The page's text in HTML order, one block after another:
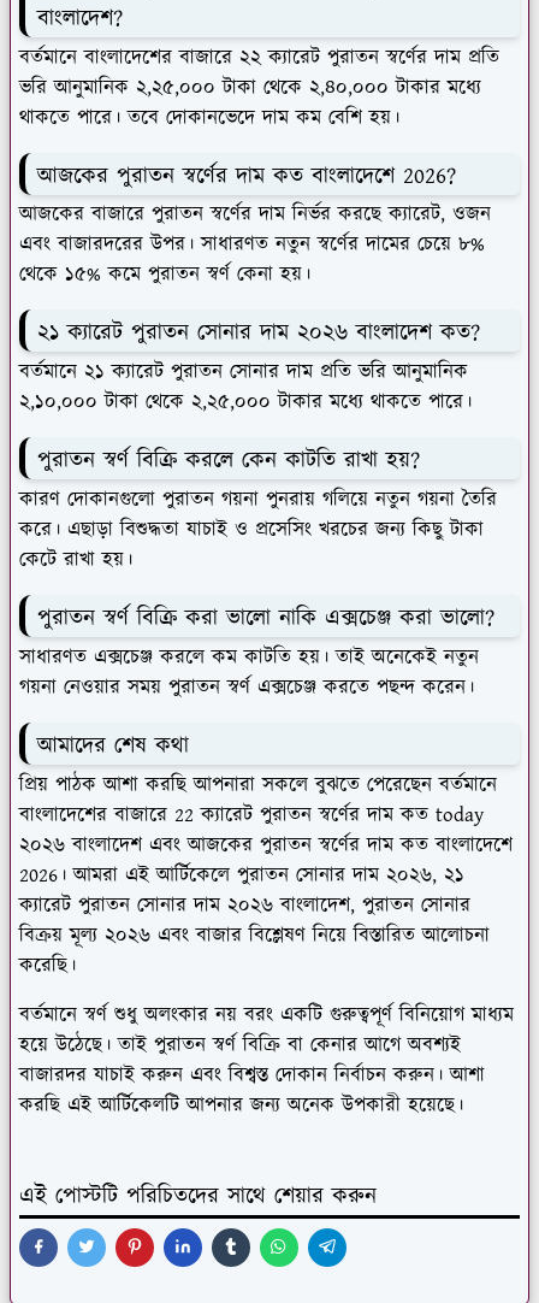
বাংলাদেশ?
বর্তমানে বাংলাদেশের বাজারে ২২ ক্যারেট পুরাতন স্বর্ণের দাম প্রতি
ভরি আনুমানিক ২,২৫,০০০ টাকা থেকে ২,৪০,০০০ টাকার মধ্যে
থাকতে পারে। তবে দোকানভেদে দাম কম বেশি হয়।
আজকের পুরাতন স্বর্ণের দাম কত বাংলাদেশে 2026?
আজকের বাজারে পুরাতন স্বর্ণের দাম নির্ভর করছে ক্যারেট, ওজন
এবং বাজারদরের উপর। সাধারণত নতুন স্বর্ণের দামের চেয়ে ৮%
থেকে ১৫% কমে পুরাতন স্বর্ণ কেনা হয়।
২১ ক্যারেট পুরাতন সোনার দাম ২০২৬ বাংলাদেশ কত?
বর্তমানে ২১ ক্যারেট পুরাতন সোনার দাম প্রতি ভরি আনুমানিক
২,১০,০০০ টাকা থেকে ২,২৫,০০০ টাকার মধ্যে থাকতে পারে।
পুরাতন স্বর্ণ বিক্রি করলে কেন কাটতি রাখা হয়?
কারণ দোকানগুলো পুরাতন গয়না পুনরায় গলিয়ে নতুন গয়না তৈরি
করে। এছাড়া বিশুদ্ধতা যাচাই ও প্রসেসিং খরচের জন্য কিছু টাকা
কেটে রাখা হয়।
পুরাতন স্বর্ণ বিক্রি করা ভালো নাকি এক্সচেঞ্জ করা ভালো?
সাধারণত এক্সচেঞ্জ করলে কম কাটতি হয়। তাই অনেকেই নতুন
গয়না নেওয়ার সময় পুরাতন স্বর্ণ এক্সচেঞ্জ করতে পছন্দ করেন।
আমাদের শেষ কথা
প্রিয় পাঠক আশা করছি আপনারা সকলে বুঝতে পেরেছেন বর্তমানে
বাংলাদেশের বাজারে 22 ক্যারেট পুরাতন স্বর্ণের দাম কত today
২০২৬ বাংলাদেশ এবং আজকের পুরাতন স্বর্ণের দাম কত বাংলাদেশে
2026। আমরা এই আর্টিকেলে পুরাতন সোনার দাম ২০২৬, ২১
ক্যারেট পুরাতন সোনার দাম ২০২৬ বাংলাদেশ, পুরাতন সোনার
বিক্রয় মূল্য ২০২৬ এবং বাজার বিশ্লেষণ নিয়ে বিস্তারিত আলোচনা
করেছি।
বর্তমানে স্বর্ণ শুধু অলংকার নয় বরং একটি গুরুত্বপূর্ণ বিনিয়োগ মাধ্যম
হয়ে উঠেছে। তাই পুরাতন স্বর্ণ বিক্রি বা কেনার আগে অবশ্যই
বাজারদর যাচাই করুন এবং বিশ্বস্ত দোকান নির্বাচন করুন। আশা
করছি এই আর্টিকেলটি আপনার জন্য অনেক উপকারী হয়েছে।
এই পোস্টটি পরিচিতদের সাথে শেয়ার করুন